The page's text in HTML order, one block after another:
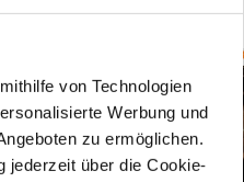
von Technologien
Werbung und
zu ermöglichen.
jederzeit über die Cookie-